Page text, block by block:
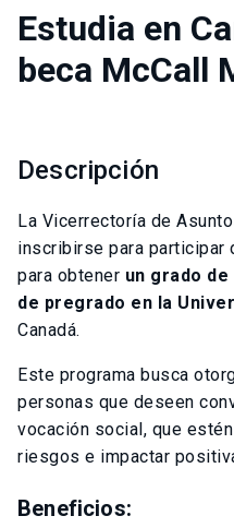
Estudia en
beca McCall
Descripción
La Vicerrectoría de
inscribirse para participar
para obtener un grado
de pregrado en la
Canadá.
Este programa busca
personas que deseen
vocación social, que
riesgos e impactar
Beneficios: